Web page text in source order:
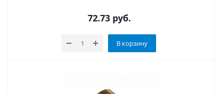
72.73 руб.
В корзину